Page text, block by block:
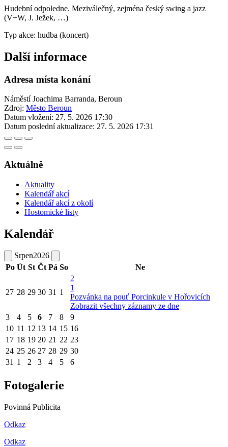
Hudební odpoledne. Meziválečný, zejména český swing a jazz
(V+W, J. Ježek, …)
Typ akce: hudba (koncert)
Další informace
Adresa místa konání
Náměstí Joachima Barranda, Beroun
Zdroj: Město Beroun
Datum vložení: 27. 5. 2026 17:30
Datum poslední aktualizace: 27. 5. 2026 17:31
Aktuálně
Aktuality
Kalendář akcí
Kalendář akcí z okolí
Hostomické listy
Kalendář
Srpen2026
Po Út St Čt Pá So Ne
27 28 29 30 31 1
2
1
Pozvánka na pouť Porcinkule v Hořovicích
Zobrazit všechny záznamy ze dne
3
4 5 6 7 8
9
10 11 12 13 14 15 16
17 18 19 20 21 22 23
24 25 26 27 28 29 30
31 1 2 3 4 5 6
Fotogalerie
Povinná Publicita
Odkaz
Odkaz